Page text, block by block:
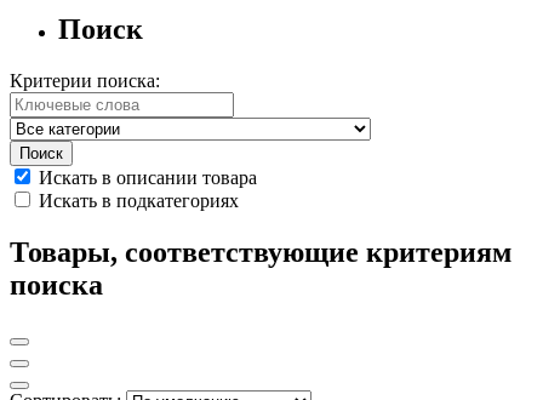
Поиск
Критерии поиска:
Искать в описании товара
Искать в подкатегориях
Товары, соответствующие критериям
поиска